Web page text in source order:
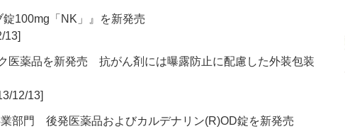
100mg「NK」』を新発売
13]
医薬品を新発売 抗がん剤には曝露防止に配慮した外装包装
12/13]
部門 後発医薬品およびカルデナリン(R)OD錠を新発売